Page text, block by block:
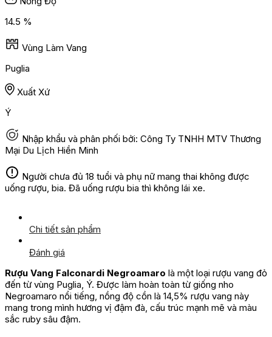
14.5 %
Vùng Làm Vang
Puglia
Xuất Xứ
Ý
Nhập khẩu và phân phối bởi: Công Ty TNHH MTV Thương
Mại Du Lịch Hiền Minh
Người chưa đủ 18 tuổi và phụ nữ mang thai không được
uống rượu, bia. Đã uống rượu bia thì không lái xe.
Chi tiết sản phẩm
Đánh giá
Rượu Vang Falconardi Negroamaro là một loại rượu vang đỏ
đến từ vùng Puglia, Ý. Được làm hoàn toàn từ giống nho
Negroamaro nổi tiếng, nồng độ cồn là 14,5% rượu vang này
mang trong mình hương vị đậm đà, cấu trúc mạnh mẽ và màu
sắc ruby sâu đậm.